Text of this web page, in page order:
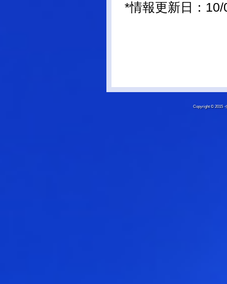
*情報更新日：
Copyright © 2015